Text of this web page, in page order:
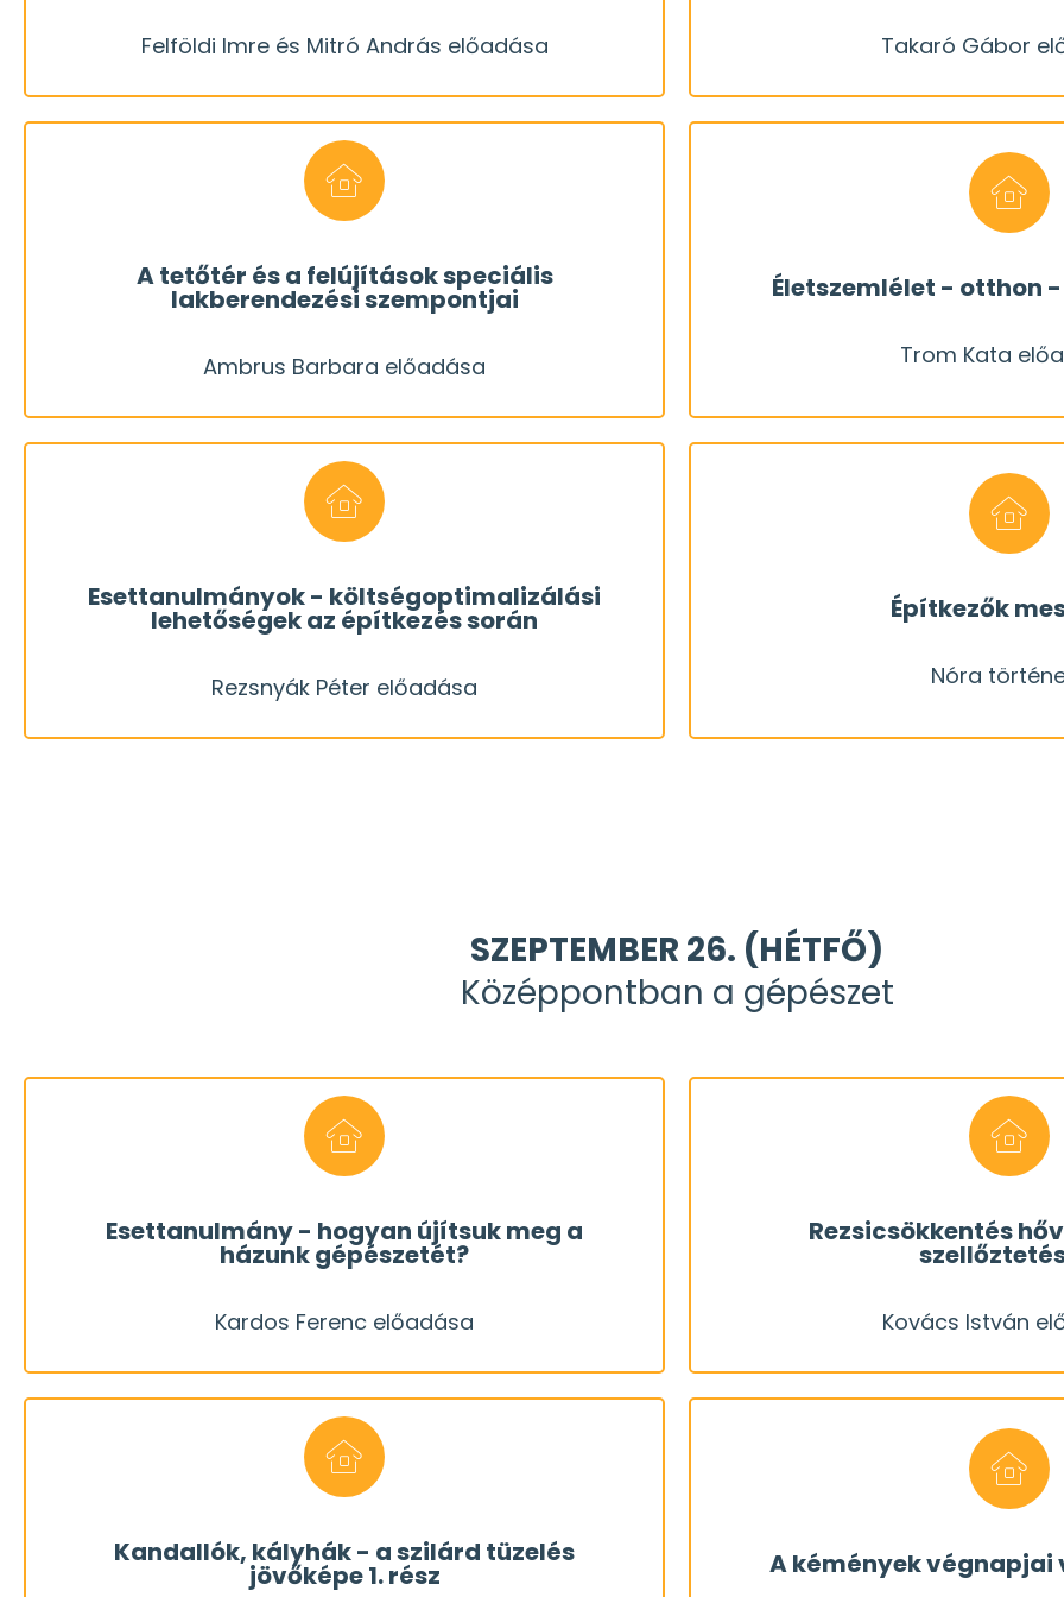
Felföldi Imre és Mitró András előadása
Felföldi Imre és Mitró András előadása
A tetőtér és a felújítások speciális
lakberendezési szempontjai
Ambrus Barbara előadása
Ambrus Barbara előadása
A ferde tetősíkok miatt egy tetőtér optimális berendezése
nem egyszerű. Melyek a legtipikusabb nehézségek és
REGISZTRÁLOK
Esettanulmányok - költségoptimalizálási
lehetőségek az építkezés során
Rezsnyák Péter előadása
az ár-érték arányt egy építkezésen, felújításon? És
hogyan kerüljük el a legtipikusabb hibákat?
Takaró Gábor
Takaró Gábor
Életszemlélet - otthon
Trom Kata
Trom Kata
nem csak műszaki kérdés.
magunkat az elkészült
is szükség van. Mi mindenre
kapcsán?
Építkezők
Nóra
azok a videók, melyeken
személyes tapasztalataikról.
kövessék el azokat a hibákat,
sikerült, az legyen
SZEPTEMBER 26. (HÉTFŐ)
Középpontban a gépészet
Esettanulmány - hogyan újítsuk meg a
házunk gépészetét?
Kardos Ferenc előadása
Kardos Ferenc előadása
Egy konkrét ház példáján vizsgáljuk meg, hogy milyen
lehetőségek nyílnak a fűtési-hűtési-melegvíz-termelési
REGISZTRÁLOK
Kandallók, kályhák - a szilárd tüzelés
jövőképe 1. rész
tekintettek. Aztán az energiaválság kitörésével minden
fűtési módját!
Rezsicsökkentés
Kovács István
Kovács István
hanem az
bemutatjuk,
A kémények
gyanítható, hogy kapkodva
még nagyon sok
Végigvesszük, mi mindenre